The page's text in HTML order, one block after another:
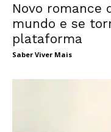
Novo romance
mundo e se
plataforma
Saber Viver Mais